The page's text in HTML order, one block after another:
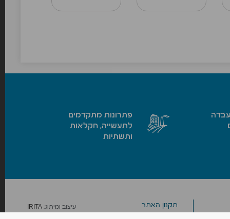
פתרונות מתקדמים
לתעשייה, חקלאות
ותשתיות
תקנון האתר
עיצוב ומיתוג:IRITA